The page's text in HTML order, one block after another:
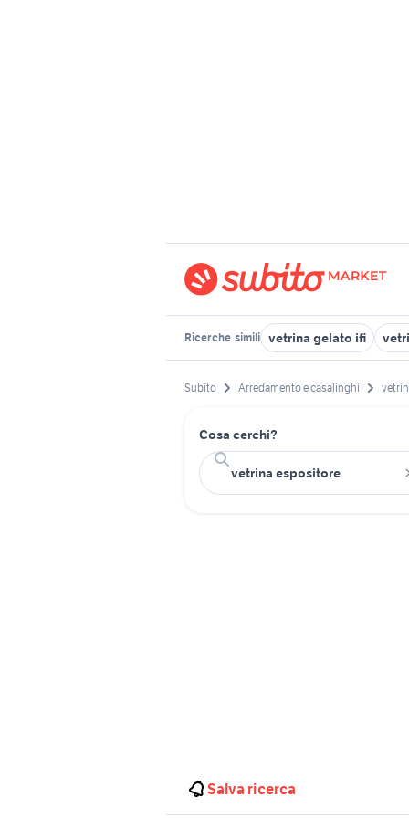
Ricerche simili vetrina gelato ifi
Subito Arredamento e casalinghi
Cosa cerchi?
Salva ricerca